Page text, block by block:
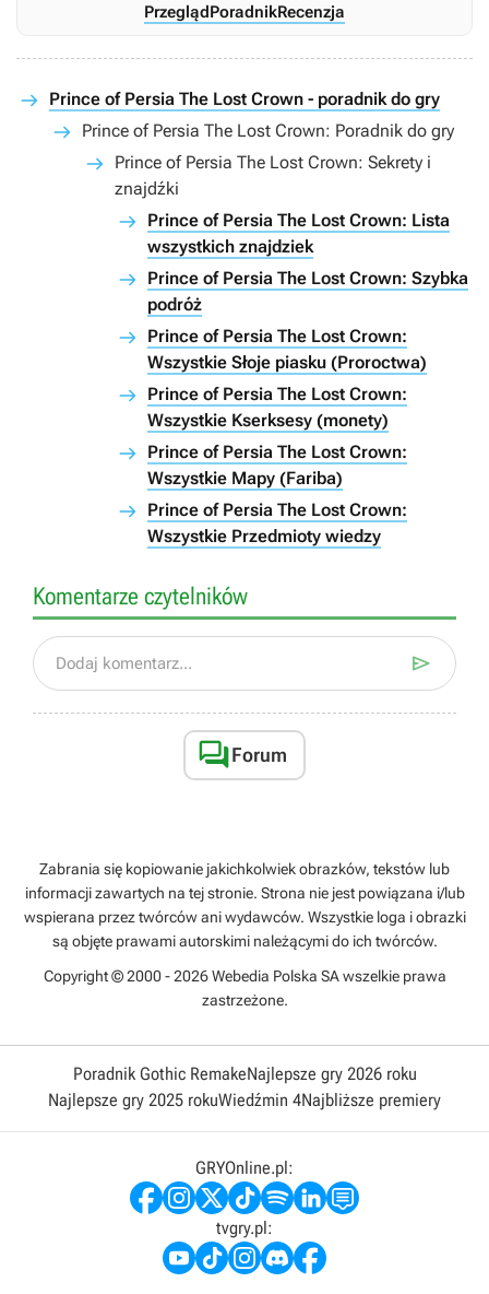
PrzeglądPoradnikRecenzja
Prince of Persia The Lost Crown - poradnik do gry
Prince of Persia The Lost Crown: Poradnik do gry
Prince of Persia The Lost Crown: Sekrety i
znajdźki
Prince of Persia The Lost Crown: Lista
wszystkich znajdziek
Prince of Persia The Lost Crown: Szybka
podróż
Prince of Persia The Lost Crown:
Wszystkie Słoje piasku (Proroctwa)
Prince of Persia The Lost Crown:
Wszystkie Kserksesy (monety)
Prince of Persia The Lost Crown:
Wszystkie Mapy (Fariba)
Prince of Persia The Lost Crown:
Wszystkie Przedmioty wiedzy
Komentarze czytelników
Dodaj komentarz... 
Forum
Zabrania się kopiowanie jakichkolwiek obrazków, tekstów lub
informacji zawartych na tej stronie. Strona nie jest powiązana i/lub
wspierana przez twórców ani wydawców. Wszystkie loga i obrazki
są objęte prawami autorskimi należącymi do ich twórców.
Copyright © 2000 - 2026 Webedia Polska SA wszelkie prawa
zastrzeżone.
Poradnik Gothic RemakeNajlepsze gry 2026 roku
Najlepsze gry 2025 rokuWiedźmin 4Najbliższe premiery
GRYOnline.pl:
tvgry.pl: